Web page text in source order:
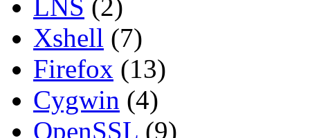
LNS (2)
Xshell (7)
Firefox (13)
Cygwin (4)
OpenSSL (9)